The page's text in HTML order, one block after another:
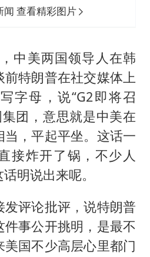
闻 查看精彩图片
中美两国领导人在韩
特朗普在社交媒体上
字母，说“G2即将召
团，意思就是中美在
，平起平坐。这话一
接炸开了锅，不少人
明说出来呢。
发评论批评，说特朗普
事公开挑明，是最不
国不少高层心里都门